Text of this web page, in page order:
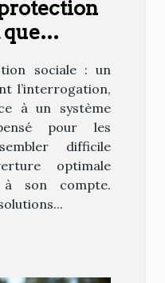
sociale : un
l’interrogation,
à un système
pour les
difficile
optimale
son compte.